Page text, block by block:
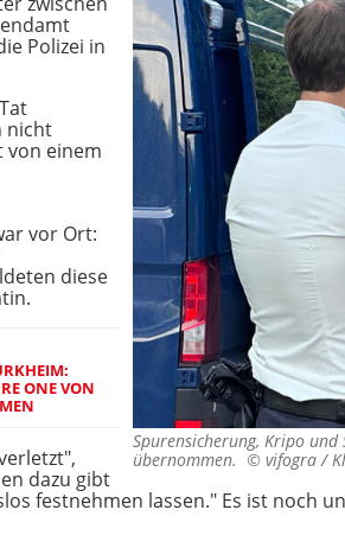
Spurensicherung, Kripo
übernommen. © vifogra /
Polizei in
nicht
von einem
vor Ort:
diese
ONE VON
dazu gibt
festnehmen lassen." Es ist noch